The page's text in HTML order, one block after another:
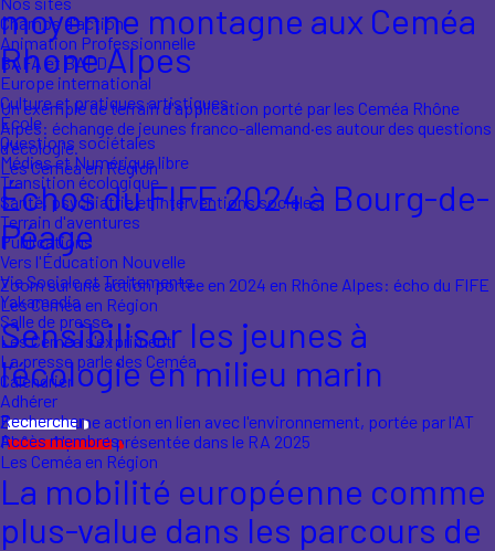
Champs d'action
Animation Professionnelle
BAFA et BAFD
Europe international
Culture et pratiques artistiques
École
Questions sociétales
Médias et Numérique libre
Transition écologique
Santé, psychiatrie et interventions sociales
Terrain d'aventures
Publications
Vers l'Éducation Nouvelle
Vie Sociale et Traitements
Yakamedia
Salle de presse
Les Ceméa s'expriment
La presse parle des Ceméa
Calendrier
Adhérer
Rechercher
Accès membres
moyenne montagne aux Ceméa
Rhone Alpes
Un exemple de terrain d'application porté par les Ceméa Rhône
Alpes: échange de jeunes franco-allemand·es autour des questions
d'écologie.
Les Ceméa en Région
Échos du FIFE 2024 à Bourg-de-
Péage
Zoom sur une action portée en 2024 en Rhône Alpes: écho du FIFE
Les Ceméa en Région
Sensibiliser les jeunes à
l’écologie en milieu marin
Zoom sur une action en lien avec l'environnement, portée par l'AT
Rhône Alpes et présentée dans le RA 2025
Les Ceméa en Région
La mobilité européenne comme
plus-value dans les parcours de